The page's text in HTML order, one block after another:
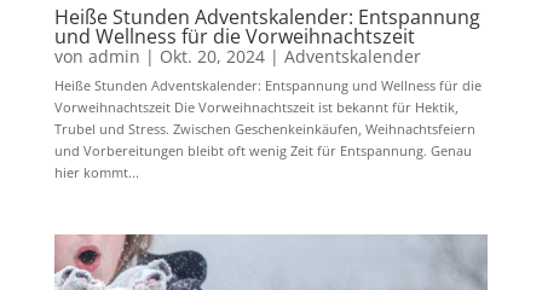
Heiße Stunden Adventskalender: Entspannung
und Wellness für die Vorweihnachtszeit
von admin | Okt. 20, 2024| Adventskalender
Heiße Stunden Adventskalender: Entspannung und Wellness für die
Vorweihnachtszeit Die Vorweihnachtszeit ist bekannt für Hektik,
Trubel und Stress. Zwischen Geschenkeinkäufen, Weihnachtsfeiern
und Vorbereitungen bleibt oft wenig Zeit für Entspannung. Genau
hier kommt...